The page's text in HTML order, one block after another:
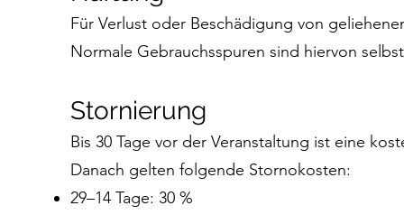
Für Verlust oder Beschädigung von
Normale Gebrauchsspuren sind hiervon
Stornierung
Bis 30 Tage vor der Veranstaltung ist eine
Danach gelten folgende Stornokosten:
29–14 Tage: 30 %